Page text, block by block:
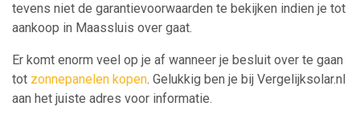
tevens niet de garantievoorwaarden te bekijken indien je tot
aankoop in Maassluis over gaat.
Er komt enorm veel op je af wanneer je besluit over te gaan
tot zonnepanelen kopen. Gelukkig ben je bij Vergelijksolar.nl
aan het juiste adres voor informatie.